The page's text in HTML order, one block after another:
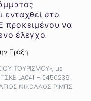
ενταχθεί στο
προκειμένου να
έλεγχο.
Πράξη:
ΤΟΥΡΙΣΜΟΥ», με
LA041 – 0450239
ΝΙΚΟΛΑΟΣ ΡΙΜΠΣ